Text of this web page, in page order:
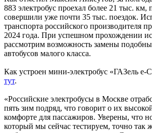
883 электробус проехал более 21 тыс.
совершили уже почти 35 тыс. поездок.
транспорта российского производителя
2024 года. При успешном прохождении
рассмотрим возможность замены
автобусов малого класса.
Как устроен мини-электробус «ГАЗель e-
тут.
«Российские электробусы в Москве
пять зим подряд, что говорит о их
комфорте для пассажиров. Уверены, что
который мы сейчас тестируем, точно так